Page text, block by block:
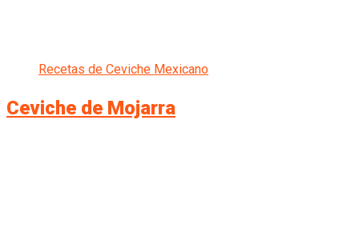
Recetas de Ceviche Mexicano
Ceviche de Mojarra